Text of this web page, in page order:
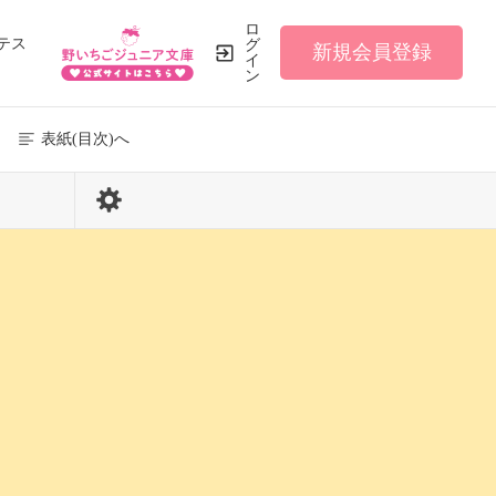
ス
ロ
グ
イ
ン
新規会員登録
表紙(目次)へ
24 / 114